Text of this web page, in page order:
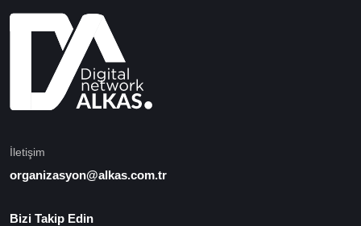
İletişim
organizasyon@alkas.com.tr
Bizi Takip Edin